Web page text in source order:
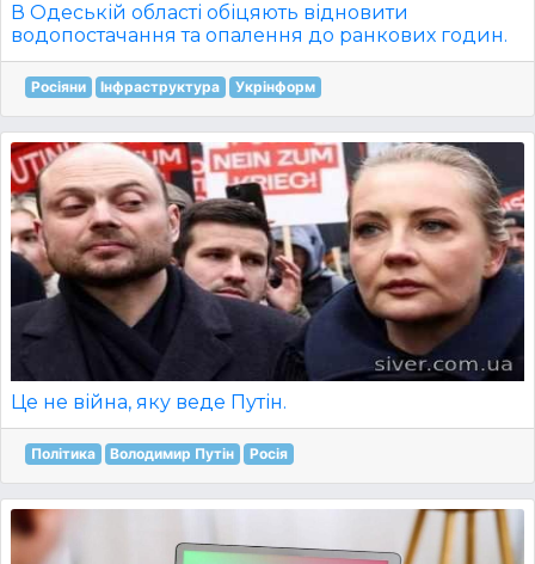
В Одеській області обіцяють відновити
водопостачання та опалення до ранкових годин.
Росіяни Інфраструктура Укрінформ
Це не війна, яку веде Путін.
Політика Володимир Путін Росія